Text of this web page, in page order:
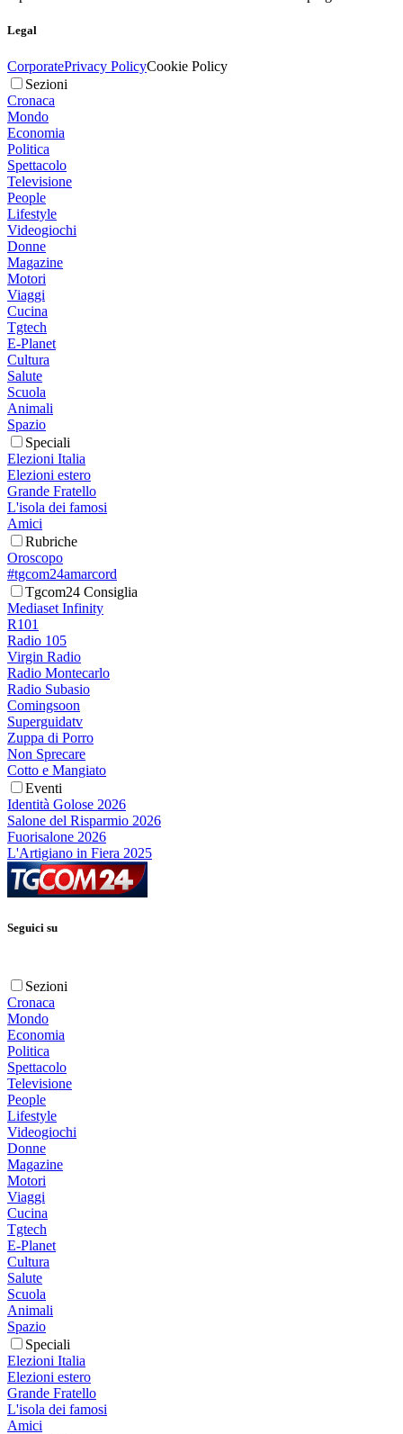
Legal
CorporatePrivacy PolicyCookie Policy
Sezioni
Cronaca
Mondo
Economia
Politica
Spettacolo
Televisione
People
Lifestyle
Videogiochi
Donne
Magazine
Motori
Viaggi
Cucina
Tgtech
E-Planet
Cultura
Salute
Scuola
Animali
Spazio
Speciali
Elezioni Italia
Elezioni estero
Grande Fratello
L'isola dei famosi
Amici
Rubriche
Oroscopo
#tgcom24amarcord
Tgcom24 Consiglia
Mediaset Infinity
R101
Radio 105
Virgin Radio
Radio Montecarlo
Radio Subasio
Comingsoon
Superguidatv
Zuppa di Porro
Non Sprecare
Cotto e Mangiato
Eventi
Identità Golose 2026
Salone del Risparmio 2026
Fuorisalone 2026
L'Artigiano in Fiera 2025
Seguici su
Sezioni
Cronaca
Mondo
Economia
Politica
Spettacolo
Televisione
People
Lifestyle
Videogiochi
Donne
Magazine
Motori
Viaggi
Cucina
Tgtech
E-Planet
Cultura
Salute
Scuola
Animali
Spazio
Speciali
Elezioni Italia
Elezioni estero
Grande Fratello
L'isola dei famosi
Amici